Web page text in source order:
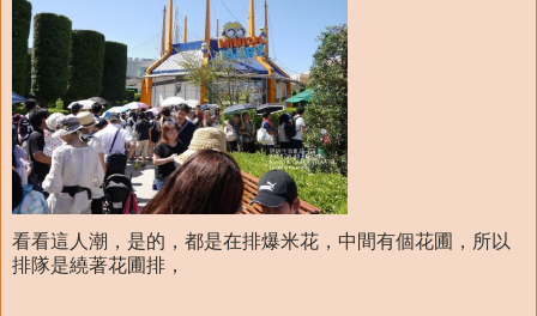
看看這人潮，是的，都是在排爆米花，中間有個花圃，所以
排隊是繞著花圃排，